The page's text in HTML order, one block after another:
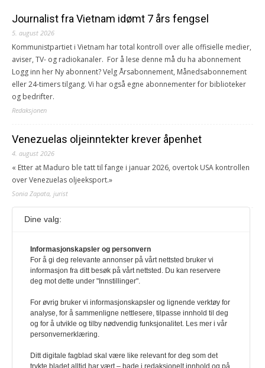
Journalist fra Vietnam idømt 7 års fengsel
5. august 2026
Kommunistpartiet i Vietnam har total kontroll over alle offisielle medier,
aviser, TV- og radiokanaler. For å lese denne må du ha abonnement
Logg inn her Ny abonnent? Velg Årsabonnement, Månedsabonnement
eller 24-timers tilgang. Vi har også egne abonnementer for biblioteker
og bedrifter.
Redaksjonen
Venezuelas oljeinntekter krever åpenhet
4. august 2026
« Etter at Maduro ble tatt til fange i januar 2026, overtok USA kontrollen
over Venezuelas oljeeksport.»
Sonia Zapata, jurist
117,8 millioner er på flukt, en nedgang fra forrige
1. august 2026
Ville ha tilsvart verdens trettende største land i folketall. For å lese
denne må du ha abonnement Logg inn her Ny abonnent? Velg
også egne abonnementer for biblioteker og bedrifter.
Redaksjonen
Dine valg:
Informasjonskapsler og personvern
For å gi deg relevante annonser på vårt nettsted bruker vi
informasjon fra ditt besøk på vårt nettsted. Du kan reservere
deg mot dette under "Innstillinger".
For øvrig bruker vi informasjonskapsler og lignende verktøy for
analyse, for å sammenligne nettlesere, tilpasse innhold til deg
og for å utvikle og tilby nødvendig funksjonalitet. Les mer i vår
personvernerklæring.
Ditt digitale fagblad skal være like relevant for deg som det
trykte bladet alltid har vært – bade i redaksjonelt innhold og på